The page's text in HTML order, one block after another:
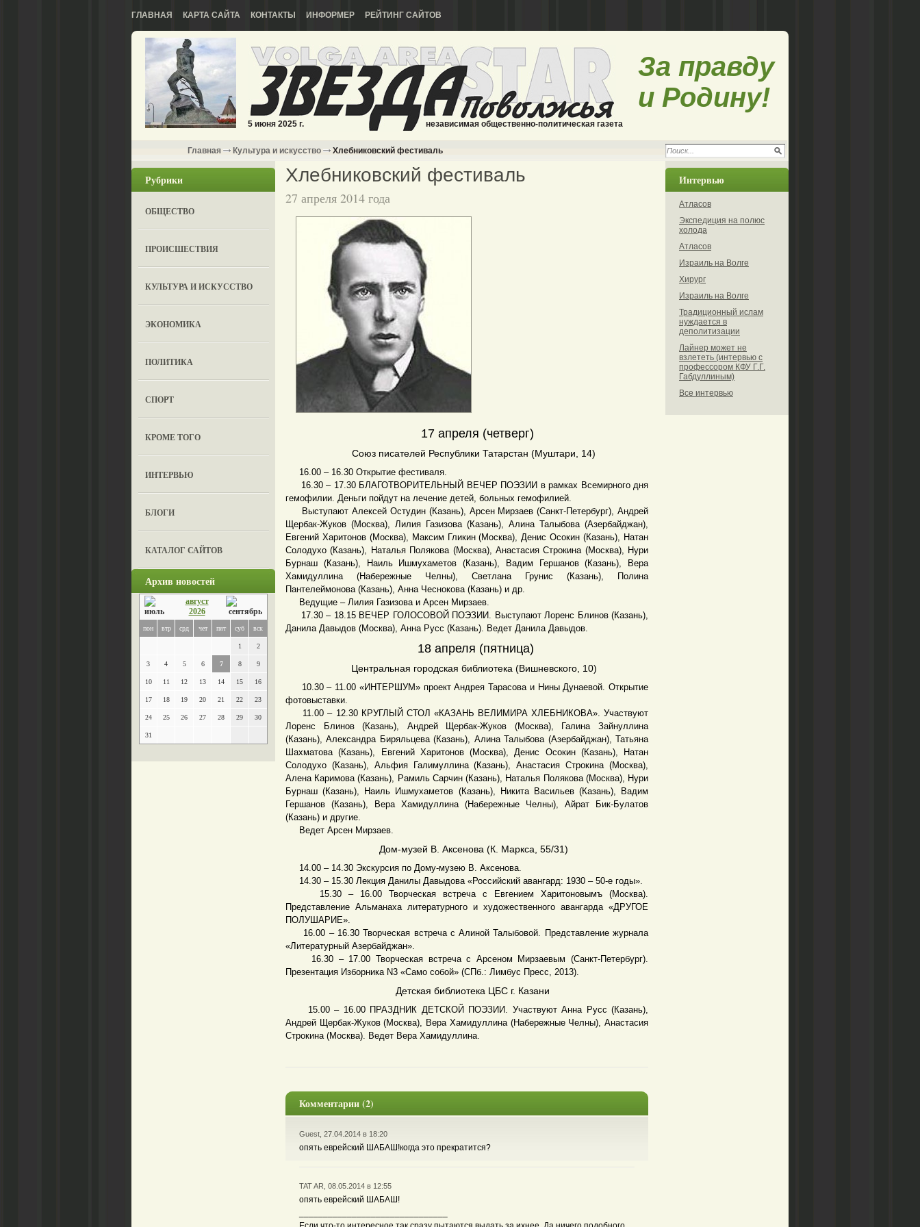
ГЛАВНАЯ КАРТА САЙТА КОНТАКТЫ ИНФОРМЕР РЕЙТИНГ САЙТОВ
5 июня 2025 г. независимая общественно-политическая газета
За правду
и Родину!
Главная Культура и искусство Хлебниковский фестиваль
Рубрики
ОБЩЕСТВО
ПРОИСШЕСТВИЯ
КУЛЬТУРА И ИСКУССТВО
ЭКОНОМИКА
ПОЛИТИКА
СПОРТ
КРОМЕ ТОГО
ИНТЕРВЬЮ
БЛОГИ
КАТАЛОГ САЙТОВ
Архив новостей
август
2026
пон втр срд чет пят суб вск
1 2
3 4 5 6 7 8 9
10 11 12 13 14 15 16
17 18 19 20 21 22 23
24 25 26 27 28 29 30
31
Хлебниковский фестиваль
27 апреля 2014 года
17 апреля (четверг)
Союз писателей Республики Татарстан (Муштари, 14)
16.00 – 16.30 Открытие фестиваля.
16.30 – 17.30 БЛАГОТВОРИТЕЛЬНЫЙ ВЕЧЕР ПОЭЗИИ в рамках Всемирного дня
гемофилии. Деньги пойдут на лечение детей, больных гемофилией.
Выступают Алексей Остудин (Казань), Арсен Мирзаев (Санкт-Петербург), Андрей
Щербак-Жуков (Москва), Лилия Газизова (Казань), Алина Талыбова (Азербайджан),
Евгений Харитонов (Москва), Максим Гликин (Москва), Денис Осокин (Казань), Натан
Солодухо (Казань), Наталья Полякова (Москва), Анастасия Строкина (Москва), Нури
Бурнаш (Казань), Наиль Ишмухаметов (Казань), Вадим Гершанов (Казань), Вера
Хамидуллина (Набережные Челны), Светлана Грунис (Казань), Полина
Пантелеймонова (Казань), Анна Чеснокова (Казань) и др.
Ведущие – Лилия Газизова и Арсен Мирзаев.
17.30 – 18.15 ВЕЧЕР ГОЛОСОВОЙ ПОЭЗИИ. Выступают Лоренс Блинов (Казань),
Данила Давыдов (Москва), Анна Русс (Казань). Ведет Данила Давыдов.
18 апреля (пятница)
Центральная городская библиотека (Вишневского, 10)
10.30 – 11.00 «ИНТЕРШУМ» проект Андрея Тарасова и Нины Дунаевой. Открытие
фотовыставки.
11.00 – 12.30 КРУГЛЫЙ СТОЛ «КАЗАНЬ ВЕЛИМИРА ХЛЕБНИКОВА». Участвуют
Лоренс Блинов (Казань), Андрей Щербак-Жуков (Москва), Галина Зайнуллина
(Казань), Александра Биряльцева (Казань), Алина Талыбова (Азербайджан), Татьяна
Шахматова (Казань), Евгений Харитонов (Москва), Денис Осокин (Казань), Натан
Солодухо (Казань), Альфия Галимуллина (Казань), Анастасия Строкина (Москва),
Алена Каримова (Казань), Рамиль Сарчин (Казань), Наталья Полякова (Москва), Нури
Бурнаш (Казань), Наиль Ишмухаметов (Казань), Никита Васильев (Казань), Вадим
Гершанов (Казань), Вера Хамидуллина (Набережные Челны), Айрат Бик-Булатов
(Казань) и другие.
Ведет Арсен Мирзаев.
Дом-музей В. Аксенова (К. Маркса, 55/31)
14.00 – 14.30 Экскурсия по Дому-музею В. Аксенова.
14.30 – 15.30 Лекция Данилы Давыдова «Российский авангард: 1930 – 50-е годы».
15.30 – 16.00 Творческая встреча с Евгением Харитоновымъ (Москва).
Представление Альманаха литературного и художественного авангарда «ДРУГОЕ
ПОЛУШАРИЕ».
16.00 – 16.30 Творческая встреча с Алиной Талыбовой. Представление журнала
«Литературный Азербайджан».
16.30 – 17.00 Творческая встреча с Арсеном Мирзаевым (Санкт-Петербург).
Презентация Изборника N3 «Само собой» (СПб.: Лимбус Пресс, 2013).
Детская библиотека ЦБС г. Казани
15.00 – 16.00 ПРАЗДНИК ДЕТСКОЙ ПОЭЗИИ. Участвуют Анна Русс (Казань),
Андрей Щербак-Жуков (Москва), Вера Хамидуллина (Набережные Челны), Анастасия
Строкина (Москва). Ведет Вера Хамидуллина.
Комментарии (2)
Guest, 27.04.2014 в 18:20
опять еврейский ШАБАШ!когда это прекратится?
TAT AR, 08.05.2014 в 12:55
опять еврейский ШАБАШ!
Интервью
Атласов
Экспедиция на полюс
холода
Атласов
Израиль на Волге
Хирург
Израиль на Волге
Традиционный ислам
нуждается в
деполитизации
Лайнер может не
взлететь (интервью с
профессором КФУ Г.Г.
Габдуллиным)
Все интервью